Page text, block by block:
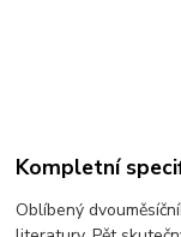
Kompletní
Oblíbený